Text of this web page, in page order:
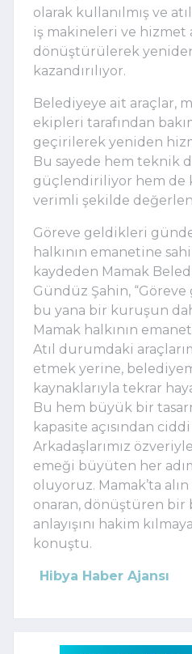
olarak kullanılmış ve
iş makineleri ve hizmet
dönüştürülerek
kazandırılıyor.
Belediyeye ait araçlar,
ekipleri tarafından
geçirilerek yeniden
Bu sayede hem teknik
güçlendiriliyor hem de
verimli şekilde
Göreve geldikleri
halkının emanetine
kaydeden Mamak
Gündüz Şahin,
bu yana bir kuruşun
Mamak halkının
Atıl durumdaki
etmek yerine,
kaynaklarıyla tekrar
Bu hem büyük bir
kapasite açısından
Arkadaşlarımız
emeği büyüten her
oluyoruz. Mamak’ta
onaran, dönüştüren bir
anlayışını hakim
konuştu.
Hibya Haber Ajansı